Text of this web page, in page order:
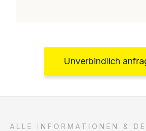
Unverbindlich
ALLE INFORMATIONEN &